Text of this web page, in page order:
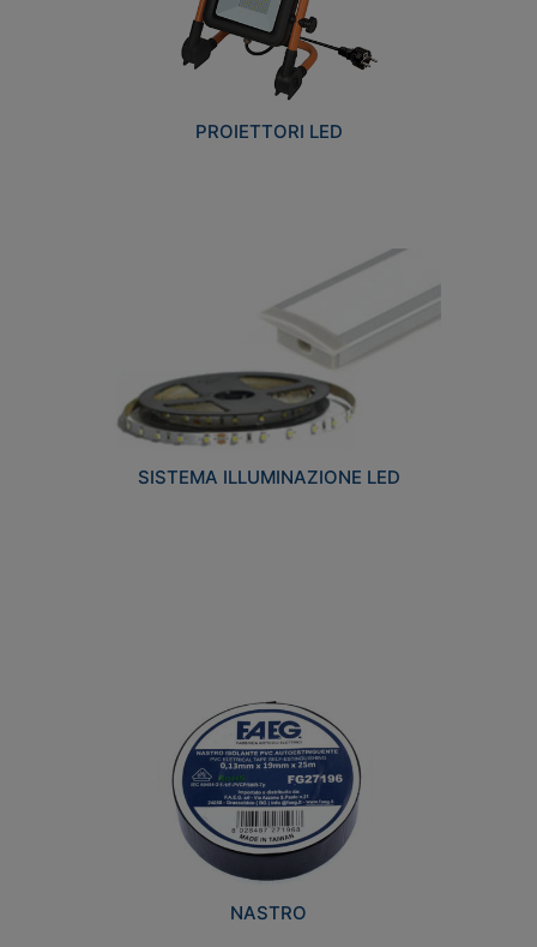
PROIETTORI LED
SISTEMA ILLUMINAZIONE LED
NASTRO